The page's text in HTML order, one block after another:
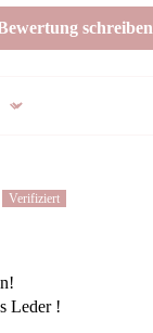
schreiben
Leder !